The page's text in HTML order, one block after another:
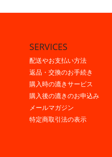
SERVICES
配送やお支払い方法
返品・交換のお手続き
購入時の漉きサービス
購入後の漉きのお申込み
メールマガジン
特定商取引法の表示